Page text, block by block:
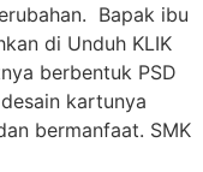
Bapak ibu
di Unduh KLIK
berbentuk PSD
kartunya
bermanfaat. SMK